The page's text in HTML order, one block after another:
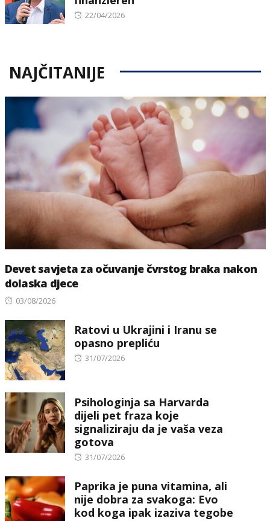
Posted
22/04/2026
NAJČITANIJE
Devet savjeta za očuvanje čvrstog braka nakon
dolaska djece
Posted
03/08/2026
Ratovi u Ukrajini i Iranu se
opasno prepliću
Posted
31/07/2026
Psihologinja sa Harvarda
dijeli pet fraza koje
signaliziraju da je vaša veza
gotova
Posted
31/07/2026
Paprika je puna vitamina, ali
nije dobra za svakoga: Evo
kod koga ipak izaziva tegobe